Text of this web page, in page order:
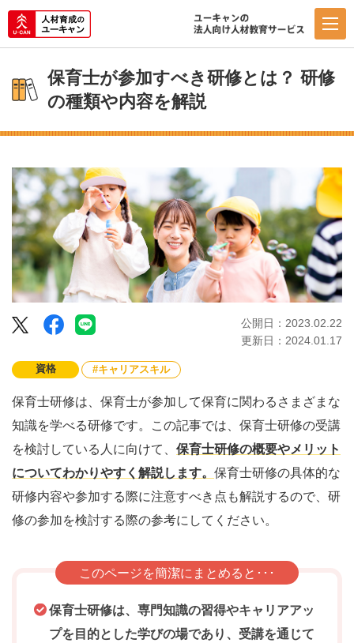
保育士が参加すべき研修とは？ 研修
の種類や内容を解説
TwitterFacebook
LINE
公開日：2023.02.22
更新日：2024.01.17
資格 キャリアスキル
保育士研修は、保育士が参加して保育に関わるさまざまな
知識を学べる研修です。この記事では、保育士研修の受講
を検討している人に向けて、 保育士研修の概要やメリット
についてわかりやすく解説します。 保育士研修の具体的な
研修内容や参加する際に注意すべき点も解説するので、研
修の参加を検討する際の参考にしてください。
このページを簡潔にまとめると･･･
保育士研修は、専門知識の習得やキャリアアッ
プを目的とした学びの場であり、受講を通じて